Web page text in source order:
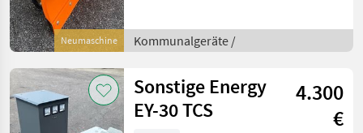
Neumaschine
Maschinenmerkmale:
Stekro Mini 1.80
Hardox Schürfleiste - Räder
Kommunalgeräte /
Sonstige Energy
EY-30 TCS
4.300
€